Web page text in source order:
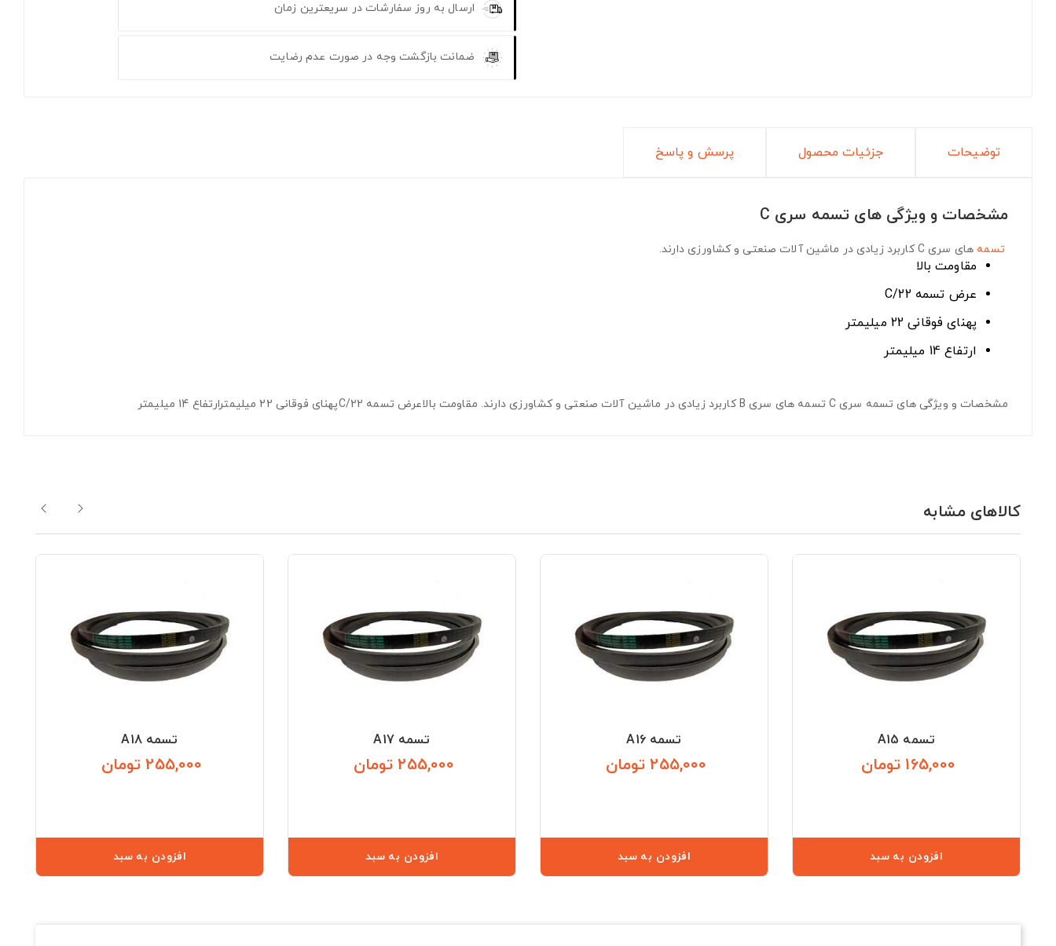
ارسال به روز سفارشات در سریعترین زمان
ضمانت بازگشت وجه در صورت عدم رضایت
توضیحات جزئیات محصول پرسش و پاسخ
مشخصات و ویژگی های تسمه سری C
تسمه های سری C کاربرد زیادی در ماشین آلات صنعتی و کشاورزی دارند.
مقاومت بالا
عرض تسمه C/22
پهنای فوقانی 22 میلیمتر
ارتفاع 14 میلیمتر
مشخصات و ویژگی های تسمه سری C تسمه های سری B کاربرد زیادی در ماشین آلات صنعتی و کشاورزی دارند. مقاومت بالاعرض تسمه C/22پهنای فوقانی 22 میلیمترارتفاع 14 میلیمتر
کالاهای مشابه
تسمه A15
165,000 تومان
افزودن به سبد
تسمه A16
255,000 تومان
افزودن به سبد
تسمه A17
255,000 تومان
افزودن به سبد
تسمه A18
255,000 تومان
افزودن به سبد